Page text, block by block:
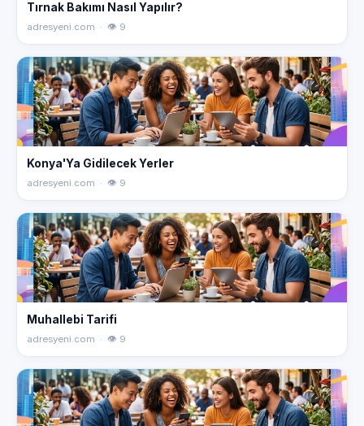
Tırnak Bakımı Nasıl Yapılır?
adresyeni.com · 👁 9
Konya'Ya Gidilecek Yerler
adresyeni.com · 👁 9
Muhallebi Tarifi
adresyeni.com · 👁 9